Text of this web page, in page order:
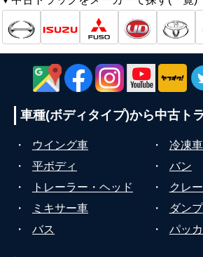
車種(ボディタイプ)から中古ト
・ ウイング車 ・
冷凍
・
平ボディ ・
バン
・
トレーラー・ヘッド ・
クレ
・
ミキサー車 ・
ダンプ
・
バス ・ パッ